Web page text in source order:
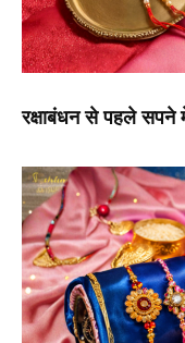
रक्षाबंधन से पहले सपने